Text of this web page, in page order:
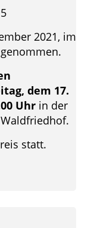
2021, im
dem 17.
Uhr in der
statt.